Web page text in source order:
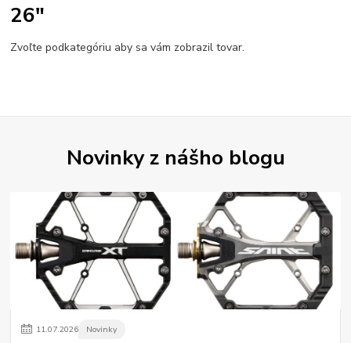
26"
Zvoľte podkategóriu aby sa vám zobrazil tovar.
Novinky z nášho blogu
11.07.2026 Novinky